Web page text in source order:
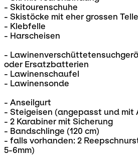
- Skitourenschuhe
- Skistöcke mit eher grossen
- Klebfelle
- Harscheisen
-
oder Ersatzbatterien
- Lawinenschaufel
- Lawinensonde
- Anseilgurt
- Steigeisen (angepasst und mit
- 2 Karabiner mit Sicherung
- Bandschlinge (120 cm)
- falls vorhanden: 2
5-6mm)